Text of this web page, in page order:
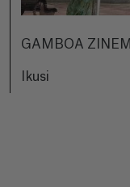
GAMBOA
Ikusi